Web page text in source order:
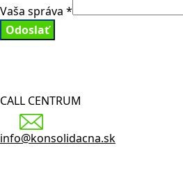
Vaša správa *
Odoslať
CALL CENTRUM
info@konsolidacna.sk